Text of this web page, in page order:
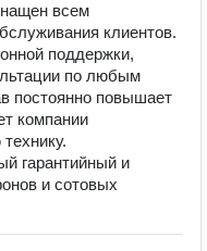
всем
клиентов.
поддержки,
по любым
постоянно повышает
компании
гарантийный и
и сотовых